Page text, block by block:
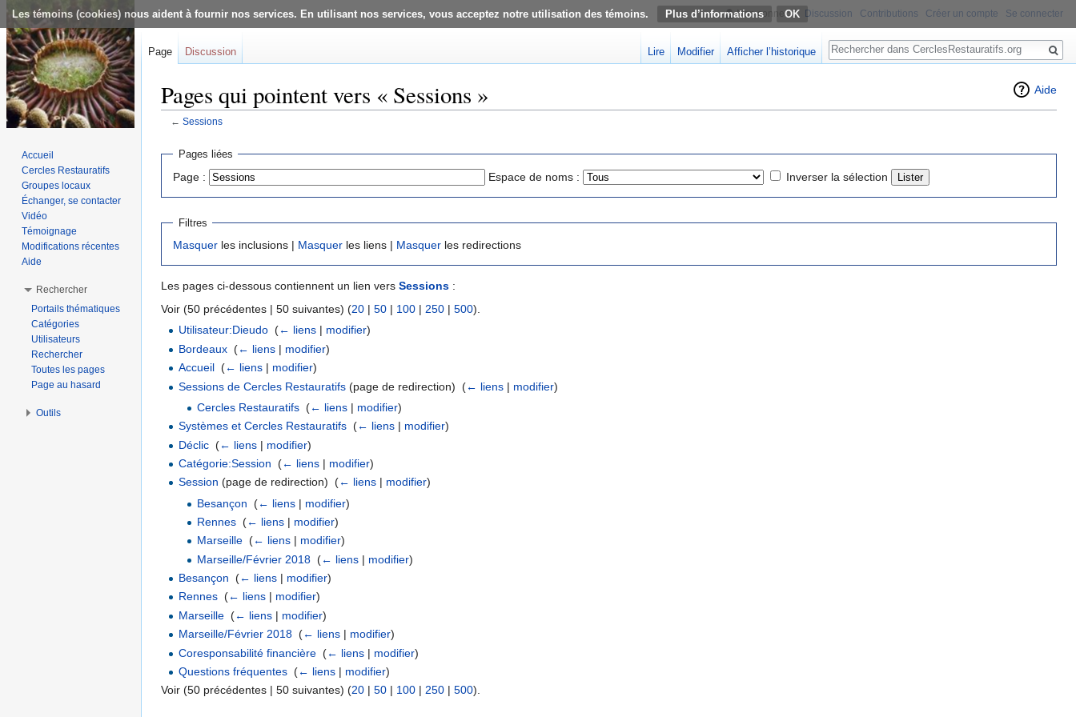
Les témoins (cookies) nous aident à fournir nos services. En utilisant nos services, vous acceptez notre utilisation des témoins. Plus d’informations
Aide
Pages qui pointent vers « Sessions »
← Sessions
Pages liées
Page : Espace de noms : Inverser la sélection
Filtres
Masquer les inclusions | Masquer les liens | Masquer les redirections
Les pages ci-dessous contiennent un lien vers Sessions :
Voir (50 précédentes | 50 suivantes) (20 | 50 | 100 | 250 | 500).
Utilisateur:Dieudo ‎(← liens | modifier)
Bordeaux ‎(← liens | modifier)
Accueil ‎(← liens | modifier)
Sessions de Cercles Restauratifs (page de redirection) ‎(← liens | modifier)
Cercles Restauratifs‎ (← liens| modifier)
Systèmes et Cercles Restauratifs ‎(← liens | modifier)
Déclic ‎(← liens | modifier)
Catégorie:Session ‎(← liens | modifier)
Session (page de redirection) ‎(← liens | modifier)
Besançon (← liens| modifier)
Rennes‎ (← liens| modifier)
Marseille‎ (← liens| modifier)
Marseille/Février 2018‎ (← liens| modifier)
Besançon ‎(← liens | modifier)
Rennes ‎(← liens | modifier)
Marseille ‎(← liens | modifier)
Marseille/Février 2018 ‎(← liens | modifier)
Coresponsabilité financière ‎(← liens | modifier)
Questions fréquentes ‎(← liens | modifier)
Voir (50 précédentes | 50 suivantes) (20 | 50 | 100 | 250 | 500).
Non connecté Discussion Contributions Créer un compte Se connecter
Page Discussion Lire Modifier Afficher l’historique
Rechercher
Accueil
Cercles Restauratifs
Groupes locaux
Échanger, se contacter
Vidéo
Témoignage
Modifications récentes
Aide
Rechercher
Portails thématiques
Catégories
Utilisateurs
Rechercher
Toutes les pages
Page au hasard
Outils